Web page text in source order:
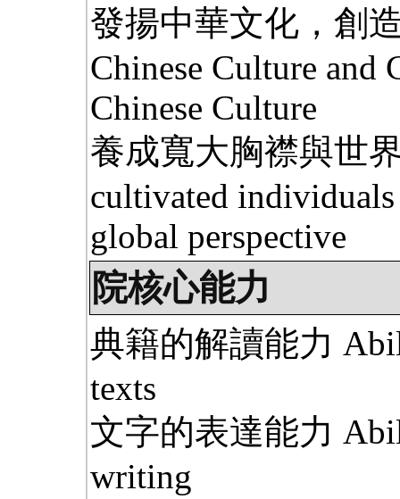
發揚中華文化，創
Chinese Culture and
Chinese Culture
養成寬大胸襟與世
cultivated
global perspective
院核心能力
典籍的解讀能力
texts
文字的表達能力
writing